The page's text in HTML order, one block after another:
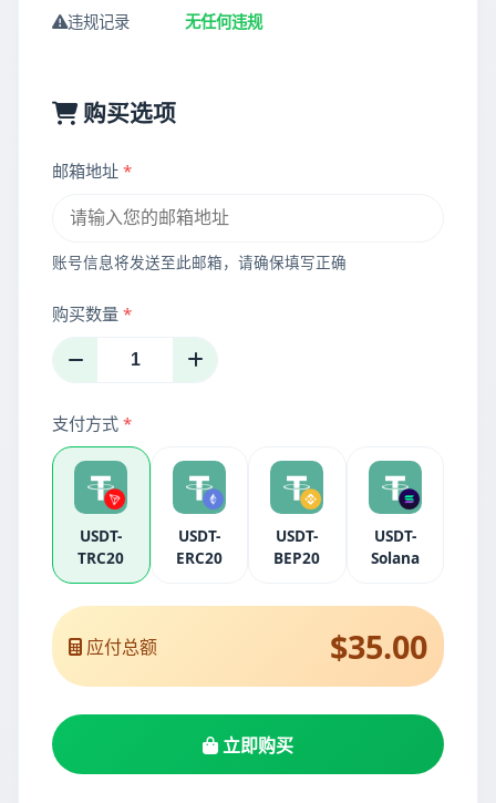
违规记录 无任何违规
购买选项
邮箱地址 *
账号信息将发送至此邮箱，请确保填写正确
购买数量 *
支付方式 *
USDT-
TRC20
USDT-
ERC20
USDT-
BEP20
USDT-
Solana
应付总额 $35.00
立即购买